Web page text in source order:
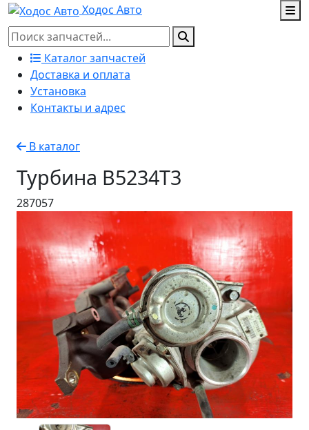
Ходос Авто
Каталог запчастей
Доставка и оплата
Установка
Контакты и адрес
В каталог
Турбина B5234T3
287057